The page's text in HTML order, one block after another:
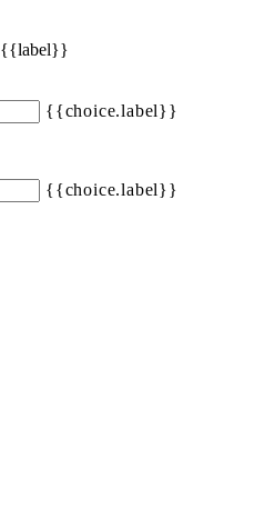
{{label}}
{{choice.label}}
{{choice.label}}